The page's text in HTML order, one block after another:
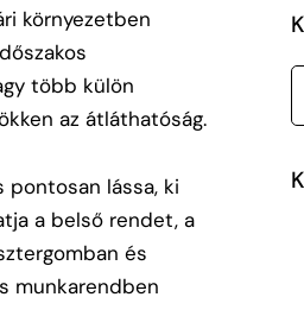
környezetben
több külön
az átláthatóság.
lássa, ki
a belső rendet, a
és
munkarendben